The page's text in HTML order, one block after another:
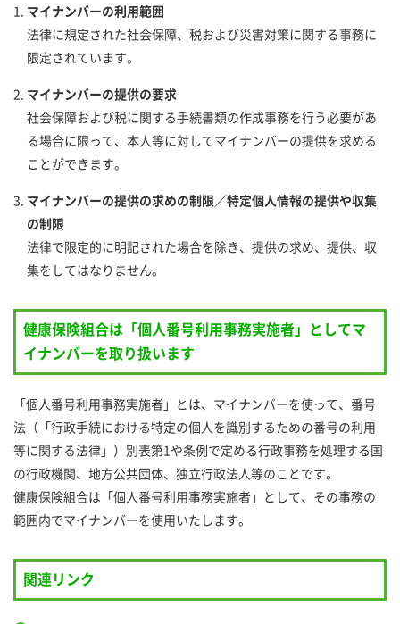
マイナンバーの利用範囲
法律に規定された社会保障、税および災害対策に関する事務に
限定されています。
マイナンバーの提供の要求
社会保障および税に関する手続書類の作成事務を行う必要があ
る場合に限って、本人等に対してマイナンバーの提供を求める
ことができます。
マイナンバーの提供の求めの制限／特定個人情報の提供や収集
の制限
法律で限定的に明記された場合を除き、提供の求め、提供、収
集をしてはなりません。
健康保険組合は「個人番号利用事務実施者」としてマ
イナンバーを取り扱います
「個人番号利用事務実施者」とは、マイナンバーを使って、番号
法（「行政手続における特定の個人を識別するための番号の利用
等に関する法律」）別表第1や条例で定める行政事務を処理する国
の行政機関、地方公共団体、独立行政法人等のことです。
健康保険組合は「個人番号利用事務実施者」として、その事務の
範囲内でマイナンバーを使用いたします。
関連リンク